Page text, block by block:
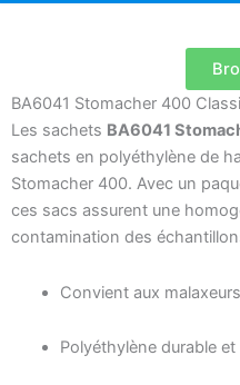
BA6041 Stomacher 400
Les sachets BA6041
sachets en polyéthylène de
Stomacher 400. Avec un
ces sacs assurent une
contamination des
Convient aux
Polyéthylène durable